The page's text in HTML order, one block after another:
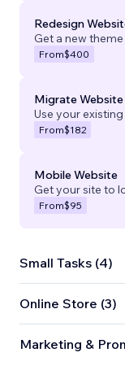
Redesign
Get a new
From$400
Migrate Website
Use your
From$182
Mobile Website
Get your site to
From$95
Small Tasks (4)
Online Store (3)
Marketing &